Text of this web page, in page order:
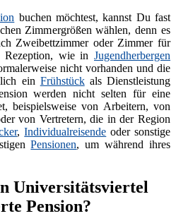
buchen möchtest, kannst Du fast
Zimmergrößen wählen, denn es
Zweibettzimmer oder Zimmer für
Rezeption, wie in Jugendherbergen
nicht vorhanden und die
ein Frühstückals Dienstleistung
werden nicht selten für eine
beispielsweise von Arbeitern, von
von Vertretern, die in der Region
,Individualreisende oder sonstige
Pensionen, um während ihres
Universitätsviertel
Pension?